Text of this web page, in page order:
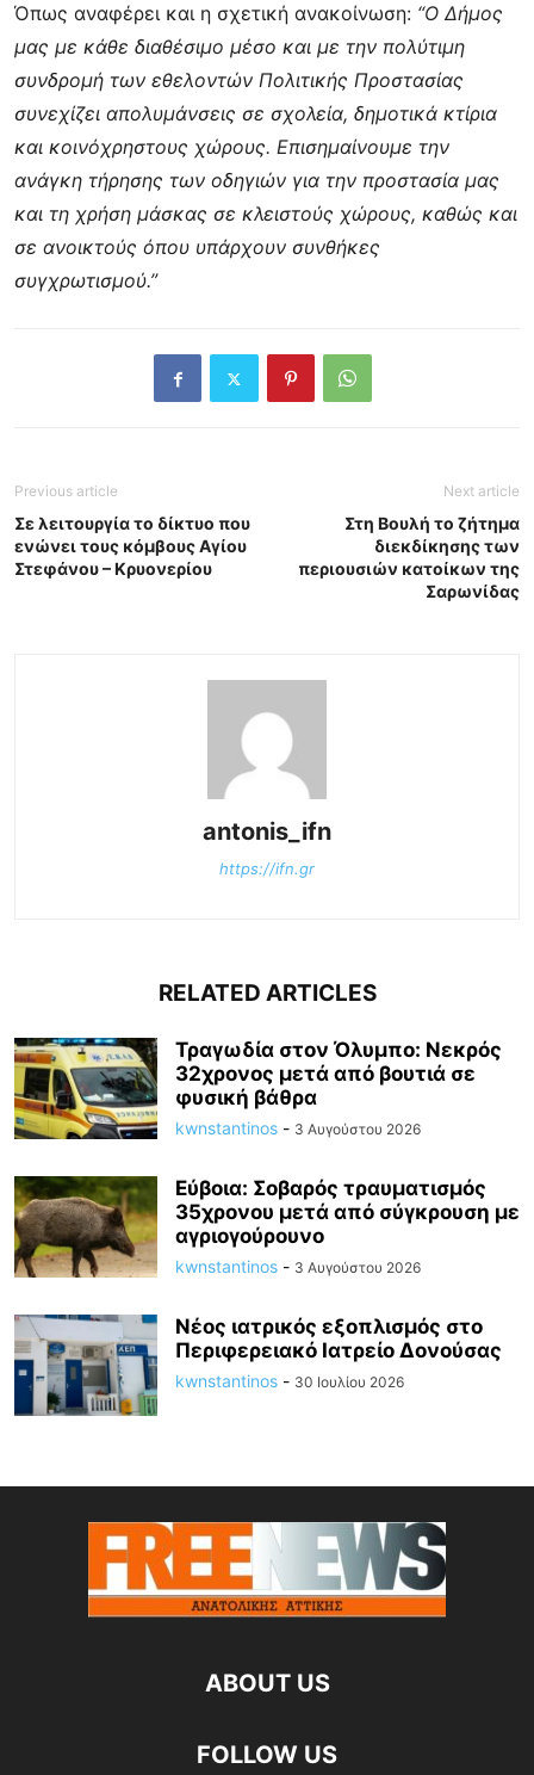
Όπως αναφέρει και η σχετική ανακοίνωση: “Ο Δήμος
μας με κάθε διαθέσιμο μέσο και με την πολύτιμη
συνδρομή των εθελοντών Πολιτικής Προστασίας
συνεχίζει απολυμάνσεις σε σχολεία, δημοτικά κτίρια
και κοινόχρηστους χώρους. Επισημαίνουμε την
ανάγκη τήρησης των οδηγιών για την προστασία μας
και τη χρήση μάσκας σε κλειστούς χώρους, καθώς και
σε ανοικτούς όπου υπάρχουν συνθήκες
συγχρωτισμού.”
Previous article
Σε λειτουργία το δίκτυο που
ενώνει τους κόμβους Αγίου
Στεφάνου – Κρυονερίου
Next article
Στη Βουλή το ζήτημα
διεκδίκησης των
περιουσιών κατοίκων της
Σαρωνίδας
antonis_ifn
https://ifn.gr
RELATED ARTICLES
Τραγωδία στον Όλυμπο: Νεκρός
32χρονος μετά από βουτιά σε
φυσική βάθρα
kwnstantinos - 3 Αυγούστου 2026
Εύβοια: Σοβαρός τραυματισμός
35χρονου μετά από σύγκρουση με
αγριογούρουνο
kwnstantinos - 3 Αυγούστου 2026
Νέος ιατρικός εξοπλισμός στο
Περιφερειακό Ιατρείο Δονούσας
kwnstantinos - 30 Ιουλίου 2026
ABOUT US
FOLLOW US